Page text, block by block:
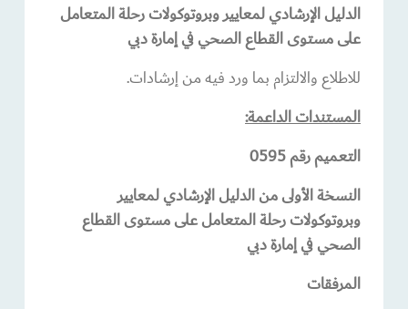
الدليل الإرشادي لمعايير وبروتوكولات رحلة المتعامل
على مستوى القطاع الصحي في إمارة دبي
للاطلاع والالتزام بما ورد فيه من إرشادات.
المستندات الداعمة:
التعميم رقم 0595
النسخة الأولى من الدليل الإرشادي لمعايير
وبروتوكولات رحلة المتعامل على مستوى القطاع
الصحي في إمارة دبي
المرفقات